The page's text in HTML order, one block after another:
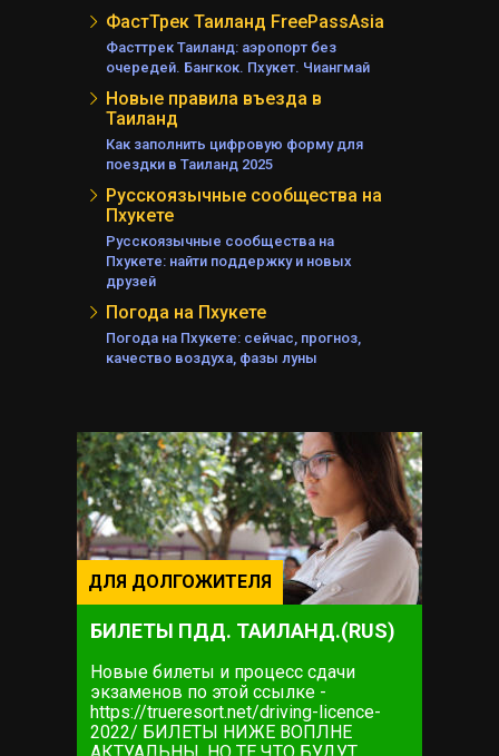
ФастТрек Таиланд FreePassAsia
Фасттрек Таиланд: аэропорт без
очередей. Бангкок. Пхукет. Чиангмай
Новые правила въезда в
Таиланд
Как заполнить цифровую форму для
поездки в Таиланд 2025
Русскоязычные сообщества на
Пхукете
Русскоязычные сообщества на
Пхукете: найти поддержку и новых
друзей
Погода на Пхукете
Погода на Пхукете: сейчас, прогноз,
качество воздуха, фазы луны
ДЛЯ ДОЛГОЖИТЕЛЯ
БИЛЕТЫ ПДД. ТАИЛАНД.(RUS)
Новые билеты и процесс сдачи
экзаменов по этой ссылке -
https://trueresort.net/driving-licence-
2022/ БИЛЕТЫ НИЖЕ ВОПЛНЕ